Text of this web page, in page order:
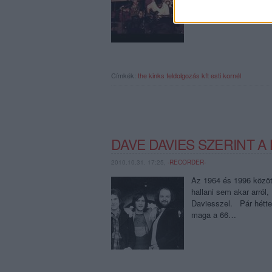
Címkék: the kinks feldolgozás kftesti kornél
DAVE DAVIES SZERINT
2010.10.31. 17:25, -RECORDER-
Az 1964 és 1996
hallani sem akar
Daviesszel. Pár
maga a 66…